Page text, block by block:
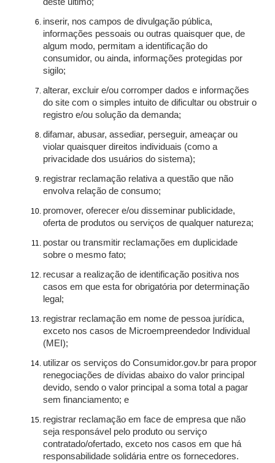
deste último;
inserir, nos campos de divulgação pública,
informações pessoais ou outras quaisquer que, de
algum modo, permitam a identificação do
consumidor, ou ainda, informações protegidas por
sigilo;
alterar, excluir e/ou corromper dados e informações
do site com o simples intuito de dificultar ou obstruir o
registro e/ou solução da demanda;
difamar, abusar, assediar, perseguir, ameaçar ou
violar quaisquer direitos individuais (como a
privacidade dos usuários do sistema);
registrar reclamação relativa a questão que não
envolva relação de consumo;
promover, oferecer e/ou disseminar publicidade,
oferta de produtos ou serviços de qualquer natureza;
postar ou transmitir reclamações em duplicidade
sobre o mesmo fato;
recusar a realização de identificação positiva nos
casos em que esta for obrigatória por determinação
legal;
registrar reclamação em nome de pessoa jurídica,
exceto nos casos de Microempreendedor Individual
(MEI);
utilizar os serviços do Consumidor.gov.br para propor
renegociações de dívidas abaixo do valor principal
devido, sendo o valor principal a soma total a pagar
sem financiamento; e
registrar reclamação em face de empresa que não
seja responsável pelo produto ou serviço
contratado/ofertado, exceto nos casos em que há
responsabilidade solidária entre os fornecedores.